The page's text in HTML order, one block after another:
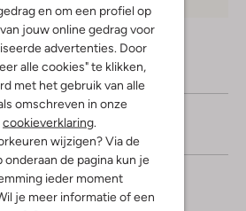
en om een profiel op
jouw online gedrag voor
advertenties. Door
alle cookies" te klikken,
met het gebruik van alle
omschreven in onze
cookieverklaring.
wijzigen? Via de
onderaan de pagina kun je
ieder moment
je meer informatie of een
5/5
1
5
Sterren